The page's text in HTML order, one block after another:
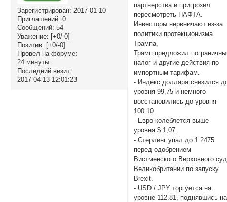
Зарегистрирован: 2017-01-10
Приглашений: 0
Сообщений: 54
Уважение: [+0/-0]
Позитив: [+0/-0]
Провел на форуме:
24 минуты
Последний визит:
2017-04-13 12:01:23
партнерства и пригрозил
пересмотреть НАФТА.
Инвесторы нервничают из-за
политики протекционизма
Трампа,
Трамп предложил
налог и другие действия по
импортным тарифам.
- Индекс доллара снизился
уровня 99,75 и немного
восстановились до уровня
100.10.
- Евро колеблется выше
уровня $ 1,07.
- Стерлинг упал до 1.2475
перед одобрением
Вистменского Верховного
Великобритании по запуску
Brexit.
- USD / JPY торгуется на
уровне 112.81, поднявшись на